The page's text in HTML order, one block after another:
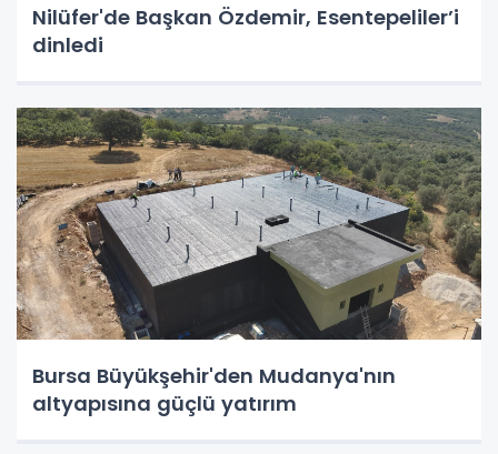
Nilüfer'de Başkan Özdemir, Esentepeliler’i
dinledi
Bursa Büyükşehir'den Mudanya'nın
altyapısına güçlü yatırım